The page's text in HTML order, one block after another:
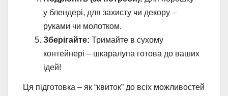
у блендері, для захисту чи декору –
руками чи молотком.
Зберігайте: Тримайте в сухому
контейнері – шкаралупа готова до ваших
ідей!
Ця підготовка – як “квиток” до всіх можливостей